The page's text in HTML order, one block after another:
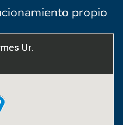
propio